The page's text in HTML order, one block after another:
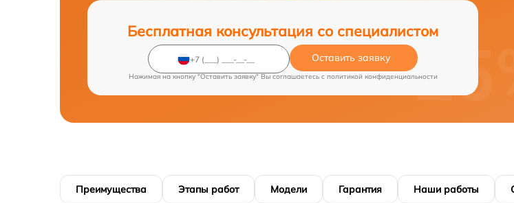
Бесплатная консультация со специалистом
Оставить заявку
Нажимая на кнопку "Оставить заявку" Вы соглашаетесь c политикой конфиденциальности
Преимущества Этапы работ Модели Гарантия Наши работы